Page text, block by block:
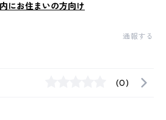
にお住まいの方向け
通報する
(0)